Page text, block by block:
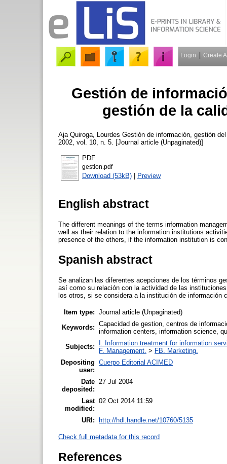
Login Create
Gestión de
gestión de la
Aja Quiroga, Lourdes Gestión de información, gestión
2002, vol. 10, n. 5. [Journal article (Unpaginated)]
PDF
gestion.pdf
Download (53kB) | Preview
English abstract
The different meanings of the terms information
well as their relation to the information institutions
presence of the others, if the information institution is
Spanish abstract
Se analizan las diferentes acepciones de los términos
así como su relación con la actividad de las
los otros, si se considera a la institución de
Item type: Journal article (Unpaginated)
Keywords: Capacidad de gestion, centros de
information centers, information science,
Subjects:
I. Information treatment for information
F. Management. > FB. Marketing.
Depositing
user:
Cuerpo Editorial ACIMED
Date
deposited:
27 Jul 2004
Last
modified:
02 Oct 2014 11:59
URI: http://hdl.handle.net/10760/5135
Check full metadata for this record
References